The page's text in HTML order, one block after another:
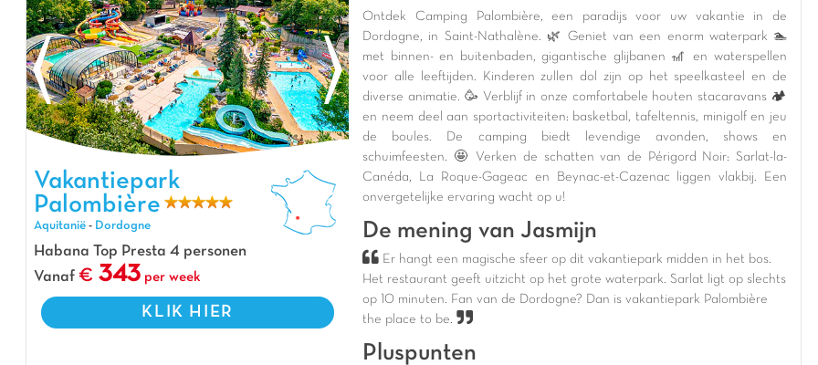
Vakantiepark Palombière, Vakantiepark Aquitanië
Vakantiepark
Palombière
Aquitanië - Dordogne
Habana Top Presta 4 personen
Vanaf
343 per week
KLIK HIER
Ontdek Camping Palombière, een paradijs voor uw vakantie in de
Dordogne, in Saint-Nathalène. 🌿 Geniet van een enorm waterpark 🏊
met binnen- en buitenbaden, gigantische glijbanen 🎢 en waterspellen
voor alle leeftijden. Kinderen zullen dol zijn op het speelkasteel en de
diverse animatie. 🥳 Verblijf in onze comfortabele houten stacaravans 🏕️
en neem deel aan sportactiviteiten: basketbal, tafeltennis, minigolf en jeu
de boules. De camping biedt levendige avonden, shows en
schuimfeesten. 🤩 Verken de schatten van de Périgord Noir: Sarlat-la-
Canéda, La Roque-Gageac en Beynac-et-Cazenac liggen vlakbij. Een
onvergetelijke ervaring wacht op u!
De mening van Jasmijn
Er hangt een magische sfeer op dit vakantiepark midden in het bos.
Het restaurant geeft uitzicht op het grote waterpark. Sarlat ligt op slechts
op 10 minuten. Fan van de Dordogne? Dan is vakantiepark Palombière
the place to be.
Pluspunten